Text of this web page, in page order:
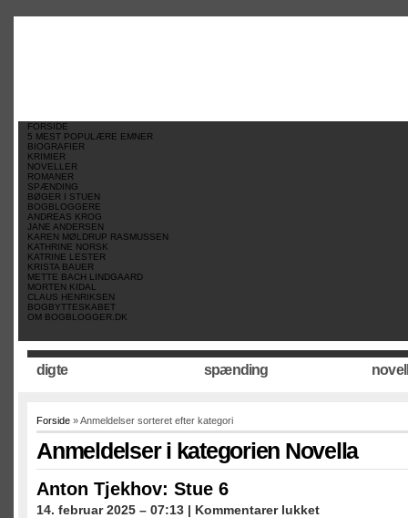
FORSIDE
5 MEST POPULÆRE EMNER
BIOGRAFIER
KRIMIER
NOVELLER
ROMANER
SPÆNDING
BØGER I STUEN
BOGBLOGGERE
ANDREAS KROG
JANE ANDERSEN
KAREN MØLDRUP RASMUSSEN
KATHRINE NORSK
KATRINE LESTER
KRISTA BAUER
METTE BACH LINDGAARD
MORTEN KIDAL
CLAUS HENRIKSEN
BOGBYTTESKABET
OM BOGBLOGGER.DK
digte spænding
Forside » Anmeldelser sorteret efter kategori
Anmeldelser i kategorien Novella
Anton Tjekhov: Stue 6
14. februar 2025 – 07:13 | Kommentarer lukkettil